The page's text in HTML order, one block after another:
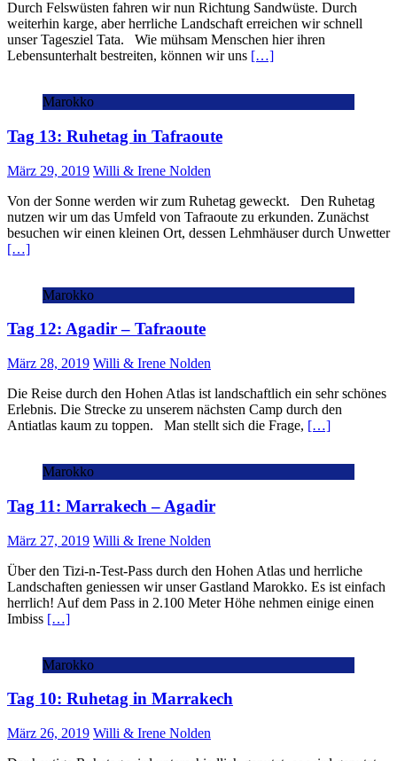
Durch Felswüsten fahren wir nun Richtung Sandwüste. Durch
weiterhin karge, aber herrliche Landschaft erreichen wir schnell
unser Tagesziel Tata. Wie mühsam Menschen hier ihren
Lebensunterhalt bestreiten, können wir uns […]
Marokko
Tag 13: Ruhetag in Tafraoute
März 29, 2019 Willi & Irene Nolden
Von der Sonne werden wir zum Ruhetag geweckt. Den Ruhetag
nutzen wir um das Umfeld von Tafraoute zu erkunden. Zunächst
besuchen wir einen kleinen Ort, dessen Lehmhäuser durch Unwetter
[…]
Marokko
Tag 12: Agadir – Tafraoute
März 28, 2019 Willi & Irene Nolden
Die Reise durch den Hohen Atlas ist landschaftlich ein sehr schönes
Erlebnis. Die Strecke zu unserem nächsten Camp durch den
Antiatlas kaum zu toppen. Man stellt sich die Frage, […]
Marokko
Tag 11: Marrakech – Agadir
März 27, 2019 Willi & Irene Nolden
Über den Tizi-n-Test-Pass durch den Hohen Atlas und herrliche
Landschaften geniessen wir unser Gastland Marokko. Es ist einfach
herrlich! Auf dem Pass in 2.100 Meter Höhe nehmen einige einen
Imbiss […]
Marokko
Tag 10: Ruhetag in Marrakech
März 26, 2019 Willi & Irene Nolden